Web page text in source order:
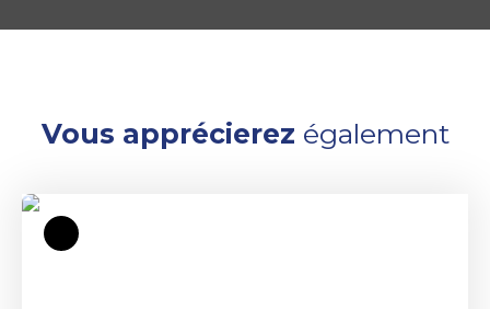
Vous apprécierez également